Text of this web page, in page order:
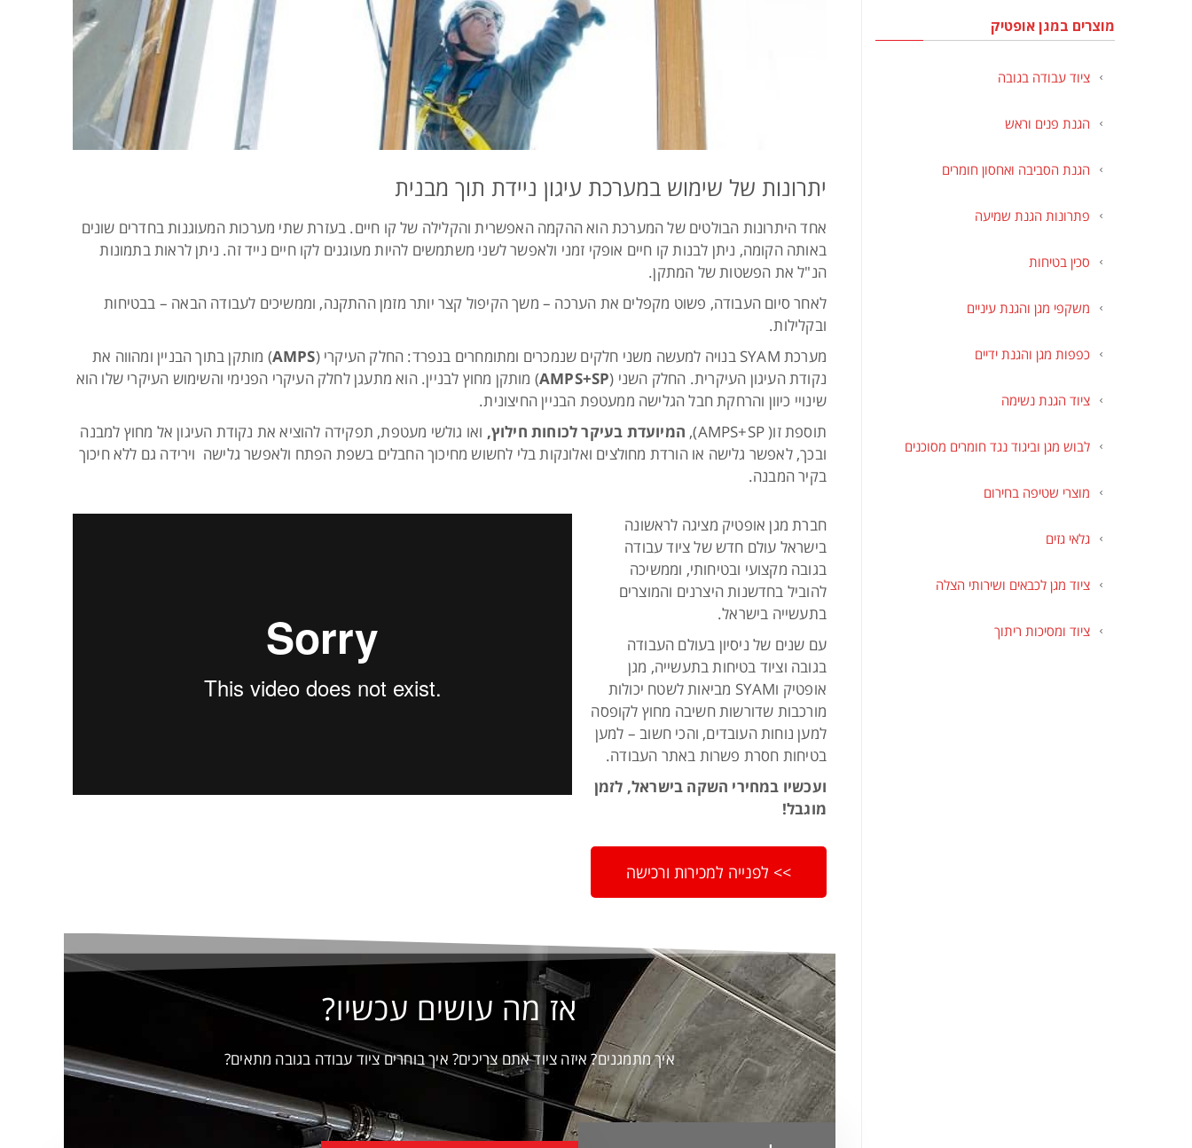
יתרונות של שימוש במערכת עיגון ניידת תוך מבנית
אחד היתרונות הבולטים של המערכת הוא ההקמה האפשרית והקלילה של קו חיים. בעזרת שתי מערכות המעוגנות בחדרים שונים
באותה הקומה, ניתן לבנות קו חיים אופקי זמני ולאפשר לשני משתמשים להיות מעוגנים לקו חיים נייד זה. ניתן לראות בתמונות
הנ"ל את הפשטות של המתקן.
לאחר סיום העבודה, פשוט מקפלים את הערכה – משך הקיפול קצר יותר מזמן ההתקנה, וממשיכים לעבודה הבאה – בבטיחות
ובקלילות.
מערכת SYAM בנויה למעשה משני חלקים שנמכרים ומתומחרים בנפרד: החלק העיקרי (AMPS) מותקן בתוך הבניין ומהווה את
נקודת העיגון העיקרית. החלק השני (AMPS+SP) מותקן מחוץ לבניין. הוא מתעגן לחלק העיקרי הפנימי והשימוש העיקרי שלו הוא
שינויי כיוון והרחקת חבל הגלישה ממעטפת הבניין החיצונית.
תוספת זו(
AMPS+SP
), המיועדת בעיקר לכוחות חילוץ, ואו גולשי מעטפת, תפקידה להוציא את נקודת העיגון אל מחוץ למבנה
ובכך, לאפשר גלישה או הורדת מחולצים ואלונקות בלי לחשוש מחיכוך החבלים בשפת הפתח ולאפשר גלישה וירידה גם ללא חיכוך
בקיר המבנה.
חברת מגן אופטיק מציגה לראשונה
בישראל עולם חדש של ציוד עבודה
בגובה מקצועי ובטיחותי, וממשיכה
להוביל בחדשנות היצרנים והמוצרים
בתעשייה בישראל.
עם שנים של ניסיון בעולם העבודה
בגובה וציוד בטיחות בתעשייה, מגן
אופטיק וSYAM מביאות לשטח יכולות
מורכבות שדורשות חשיבה מחוץ לקופסה
למען נוחות העובדים, והכי חשוב – למען
בטיחות חסרת פשרות באתר העבודה.
ועכשיו במחירי השקה בישראל, לזמן
מוגבל!
>> לפנייה למכירות ורכישה
אז מה עושים עכשיו?
איך מתמגנים? איזה ציוד אתם צריכים? איך בוחרים ציוד עבודה בגובה מתאים?
מוצרים במגן אופטיק
ציוד עבודה בגובה
הגנת פנים וראש
הגנת הסביבה ואחסון חומרים
פתרונות הגנת שמיעה
סכין בטיחות
משקפי מגן והגנת עיניים
כפפות מגן והגנת ידיים
ציוד הגנת נשימה
לבוש מגן וביגוד נגד חומרים מסוכנים
מוצרי שטיפה בחירום
גלאי גזים
ציוד מגן לכבאים ושירותי הצלה
ציוד ומסיכות ריתוך